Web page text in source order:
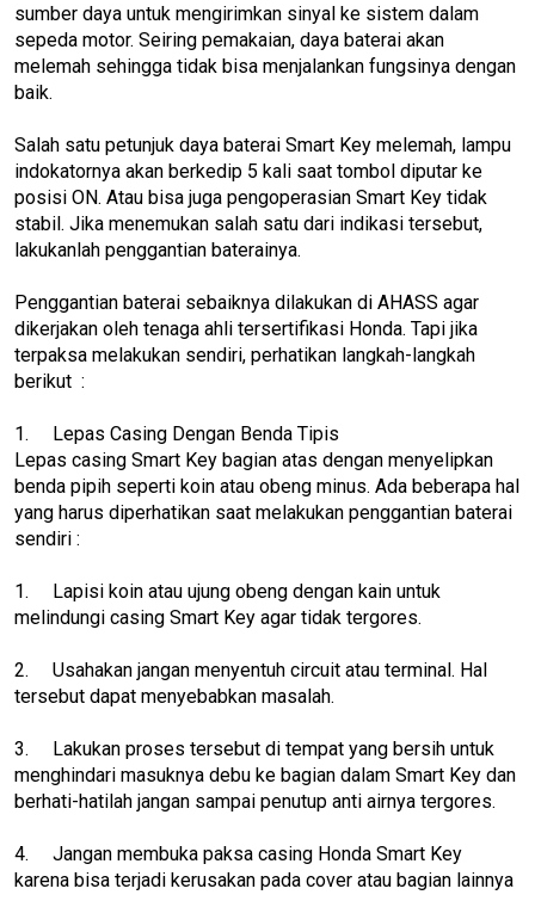
sumber daya untuk mengirimkan sinyal ke sistem dalam
sepeda motor. Seiring pemakaian, daya baterai akan
melemah sehingga tidak bisa menjalankan fungsinya dengan
baik.
Salah satu petunjuk daya baterai Smart Key melemah, lampu
indokatornya akan berkedip 5 kali saat tombol diputar ke
posisi ON. Atau bisa juga pengoperasian Smart Key tidak
stabil. Jika menemukan salah satu dari indikasi tersebut,
lakukanlah penggantian baterainya.
Penggantian baterai sebaiknya dilakukan di AHASS agar
dikerjakan oleh tenaga ahli tersertifikasi Honda. Tapi jika
terpaksa melakukan sendiri, perhatikan langkah-langkah
berikut :
1.
Lepas Casing Dengan Benda Tipis
Lepas casing Smart Key bagian atas dengan menyelipkan
benda pipih seperti koin atau obeng minus. Ada beberapa hal
yang harus diperhatikan saat melakukan penggantian baterai
sendiri :
1.
Lapisi koin atau ujung obeng dengan kain untuk
melindungi casing Smart Key agar tidak tergores.
2.
Usahakan jangan menyentuh circuit atau terminal. Hal
tersebut dapat menyebabkan masalah.
3.
Lakukan proses tersebut di tempat yang bersih untuk
menghindari masuknya debu ke bagian dalam Smart Key dan
berhati-hatilah jangan sampai penutup anti airnya tergores.
4.
Jangan membuka paksa casing Honda Smart Key
karena bisa terjadi kerusakan pada cover atau bagian lainnya